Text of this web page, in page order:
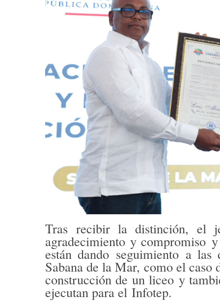
Tras recibir la distinción, el
agradecimiento y compromiso
están dando seguimientoa las
Sabana de la Mar, como el caso
construcción de un liceoy
ejecutan para elInfotep.